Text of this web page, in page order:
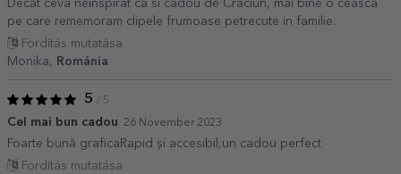
Decat ceva neinspirat ca si cadou de Craciun, mai bine o ceasca
pe care rememoram clipele frumoase petrecute in familie.
Fordítás mutatása
Monika,
Románia
5 / 5
Cel mai bun cadou 26 November 2023
Foarte bună graficaRapid și accesibil,un cadou perfect
Fordítás mutatása